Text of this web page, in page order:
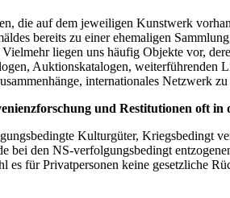
die auf dem jeweiligen Kunstwerk
bereits zu einer ehemaligen
liegen uns häufig Objekte vor,
Auktionskatalogen,
internationales Netzwerk
und Restitutionen oft in
Kulturgüter, Kriegsbedingt
bei den NS-verfolgungsbedingt
für Privatpersonen keine gesetzliche